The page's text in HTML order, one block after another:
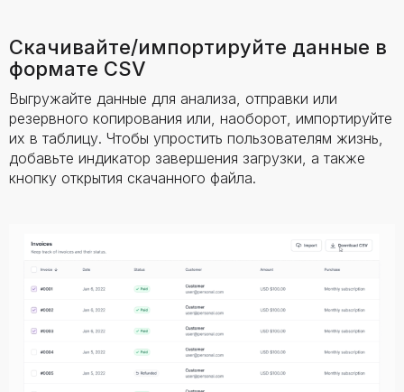
Скачивайте/импортируйте данные в
формате CSV
Выгружайте данные для анализа, отправки или
резервного копирования или, наоборот, импортируйте
их в таблицу. Чтобы упростить пользователям жизнь,
добавьте индикатор завершения загрузки, а также
кнопку открытия скачанного файла.